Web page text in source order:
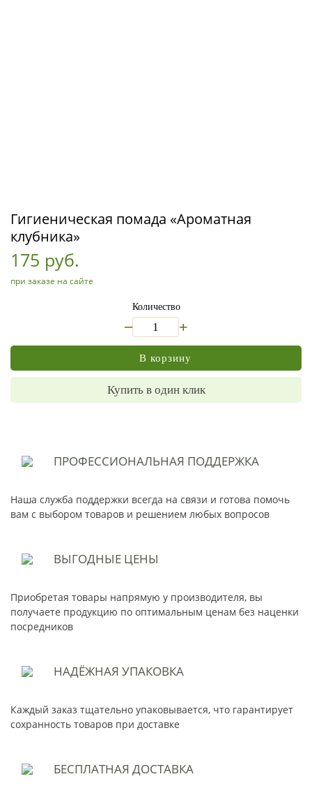
Гигиеническая помада «Ароматная
клубника»
175 руб.
при заказе на сайте
Количество
+
В корзину
Купить в один клик
ПРОФЕССИОНАЛЬНАЯ ПОДДЕРЖКА
Наша служба поддержки всегда на связи и готова помочь
вам с выбором товаров и решением любых вопросов
ВЫГОДНЫЕ ЦЕНЫ
Приобретая товары напрямую у производителя, вы
получаете продукцию по оптимальным ценам без наценки
посредников
НАДЁЖНАЯ УПАКОВКА
Каждый заказ тщательно упаковывается, что гарантирует
сохранность товаров при доставке
БЕСПЛАТНАЯ ДОСТАВКА